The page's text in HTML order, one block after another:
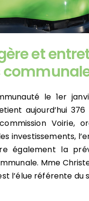
et
le 1er
aujourd’hui
Voirie,
investissements,
également la
Mme
l’élue référente du